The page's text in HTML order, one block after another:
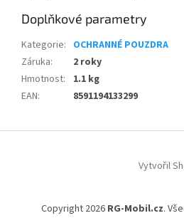
Doplňkové parametry
Kategorie: OCHRANNÉ POUZDRA
Záruka:
2 roky
Hmotnost:
1.1 kg
EAN: 8591194133299
Vytvořil
Copyright 2026 RG-Mobil.cz.